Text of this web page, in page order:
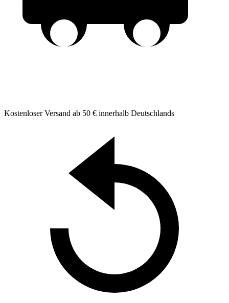
Kostenloser Versand ab 50 € innerhalb Deutschlands